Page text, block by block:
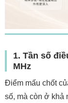
1. Tần số
MHz
Điểm mấu chốt
số, mà còn ở khả